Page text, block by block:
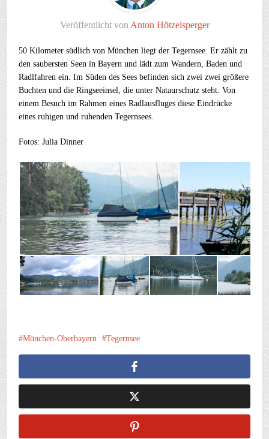
Veröffentlicht von Anton Hötzelsperger
50 Kilometer südlich von München liegt der Tegernsee. Er zählt zu
den saubersten Seen in Bayern und lädt zum Wandern, Baden und
Radlfahren ein. Im Süden des Sees befinden sich zwei zwei größere
Buchten und die Ringseeinsel, die unter Nataurschutz steht. Von
einem Besuch im Rahmen eines Radlausfluges diese Eindrücke
eines ruhigen und ruhenden Tegernsees.
Fotos: Julia Dinner
München-Oberbayern Tegernsee